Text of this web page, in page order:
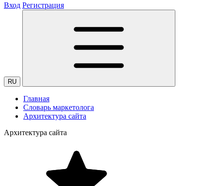
Вход Регистрация
RU
Главная
Словарь маркетолога
Архитектура сайта
Архитектура сайта